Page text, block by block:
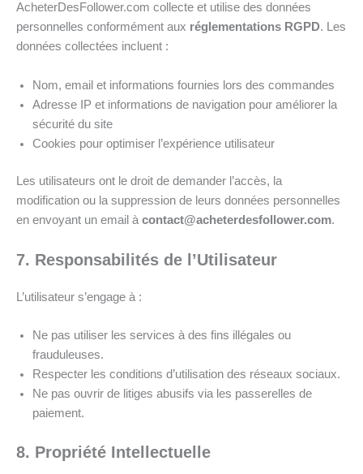
AcheterDesFollower.com collecte et utilise des données
personnelles conformément aux réglementations RGPD. Les
données collectées incluent :
Nom, email et informations fournies lors des commandes
Adresse IP et informations de navigation pour améliorer la
sécurité du site
Cookies pour optimiser l’expérience utilisateur
Les utilisateurs ont le droit de demander l’accès, la
modification ou la suppression de leurs données personnelles
en envoyant un email à contact@acheterdesfollower.com.
7. Responsabilités de l’Utilisateur
L’utilisateur s’engage à :
Ne pas utiliser les services à des fins illégales ou
frauduleuses.
Respecter les conditions d’utilisation des réseaux sociaux.
Ne pas ouvrir de litiges abusifs via les passerelles de
paiement.
8. Propriété Intellectuelle